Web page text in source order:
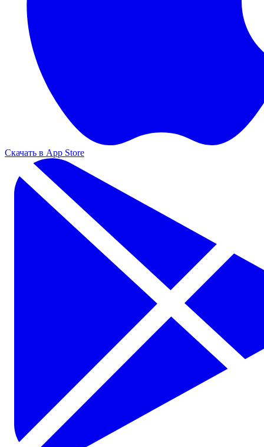
Скачать в App Store